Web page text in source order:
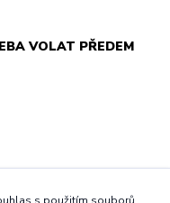
VOLAT PŘEDEM
s použitím souborů